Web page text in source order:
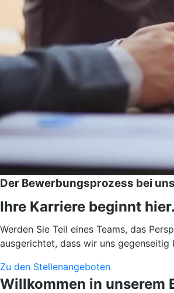
Der Bewerbungsprozess bei
Ihre Karriere beginnt hier.
Werden Sie Teil eines Teams, das
ausgerichtet, dass wir uns gegenseitig
Zu den Stellenangeboten
Willkommen in unserem